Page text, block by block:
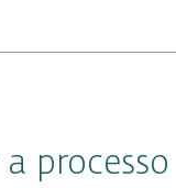
processo